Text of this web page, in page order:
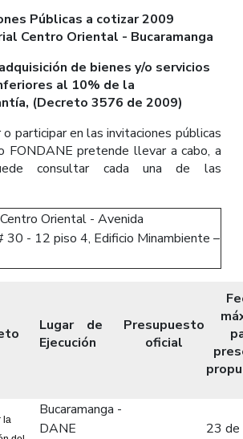
Públicas a cotizar 2009
Centro Oriental - Bucaramanga
de bienes y/o servicios
al 10% de la
(Decreto 3576 de 2009)
participar en las invitaciones públicas
FONDANE pretende llevar a cabo, a
consultar cada una de las
Oriental - Avenida
30 - 12 piso 4, Edificio Minambiente –
Lugar de
Ejecución
Presupuesto
oficial
la
Bucaramanga -
DANE
23 de